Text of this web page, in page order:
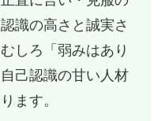
識の高さと誠実さ
しろ「弱みはあり
己認識の甘い人材
ます。